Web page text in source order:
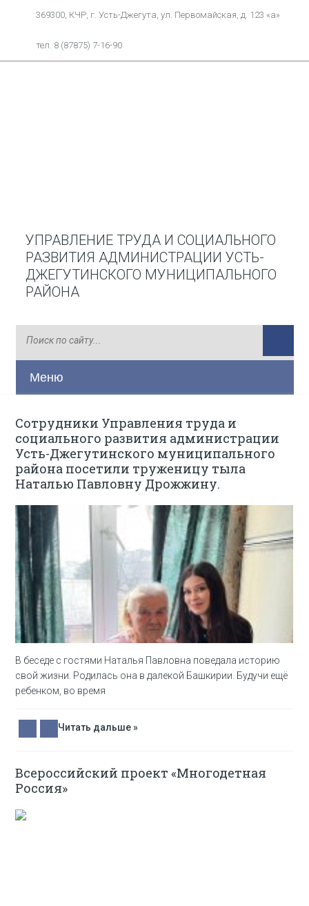
369300, КЧР, г. Усть-Джегута, ул. Первомайская, д. 123 «а»
тел. 8 (87875) 7-16-90
УПРАВЛЕНИЕ ТРУДА И СОЦИАЛЬНОГО
РАЗВИТИЯ АДМИНИСТРАЦИИ УСТЬ-
ДЖЕГУТИНСКОГО МУНИЦИПАЛЬНОГО
РАЙОНА
Меню
Сотрудники Управления труда и
социального развития администрации
Усть-Джегутинского муниципального
района посетили труженицу тыла
Наталью Павловну Дрожжину.
В беседе с гостями Наталья Павловна поведала историю
свой жизни. Родилась она в далекой Башкирии. Будучи ещё
ребенком, во время
Читать дальше »
Всероссийский проект «Многодетная
Россия»